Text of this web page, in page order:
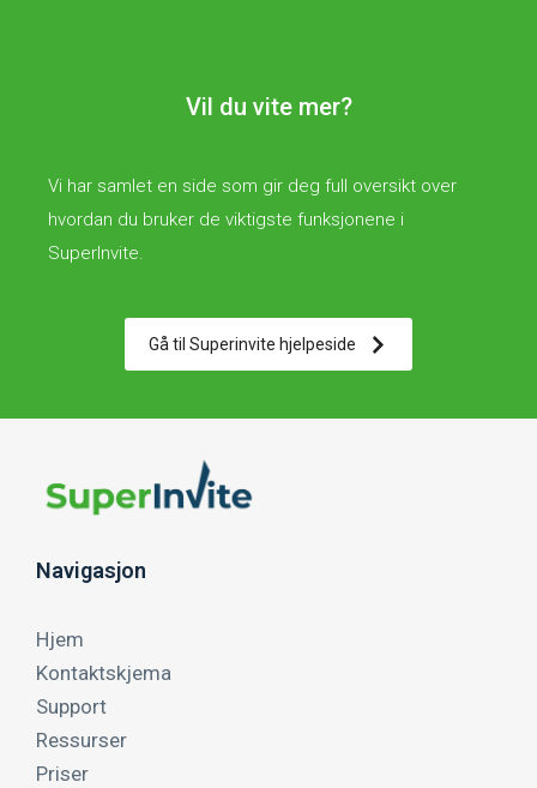
Vil du vite mer?
Vi har samlet en side som gir deg full oversikt over
hvordan du bruker de viktigste funksjonene i
SuperInvite.
Gå til Superinvite hjelpeside
Navigasjon
Hjem
Kontaktskjema
Support
Ressurser
Priser